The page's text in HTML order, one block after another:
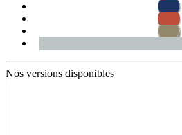
Nos versions disponibles